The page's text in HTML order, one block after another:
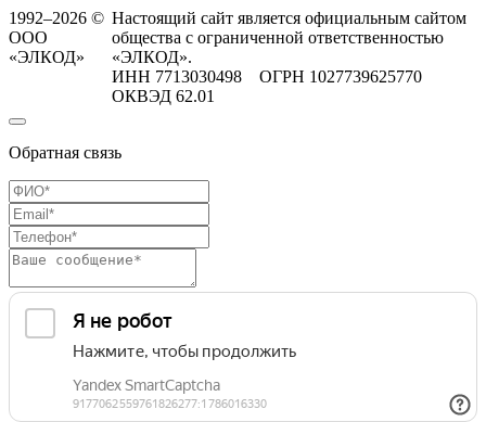
1992–2026 ©
ООО
«ЭЛКОД»
Настоящий сайт является официальным сайтом
общества с ограниченной ответственностью
«ЭЛКОД».
ИНН 7713030498 ОГРН 1027739625770
ОКВЭД 62.01
Обратная связь